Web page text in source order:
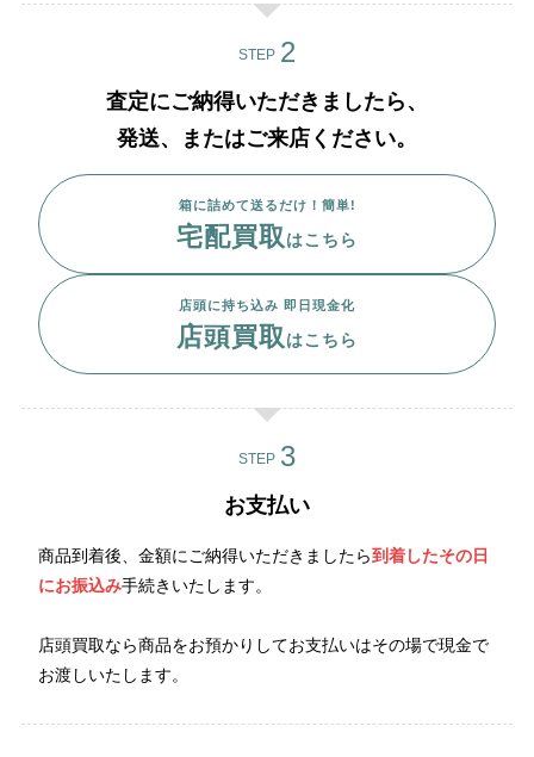
STEP
査定にご納得いただきましたら、
発送、またはご来店ください。
箱に詰めて送るだけ！簡単!
宅配買取はこちら
店頭に持ち込み 即日現金化
店頭買取はこちら
STEP
お支払い
商品到着後、金額にご納得いただきましたら到着したその日
にお振込み手続きいたします。
店頭買取なら商品をお預かりしてお支払いはその場で現金で
お渡しいたします。